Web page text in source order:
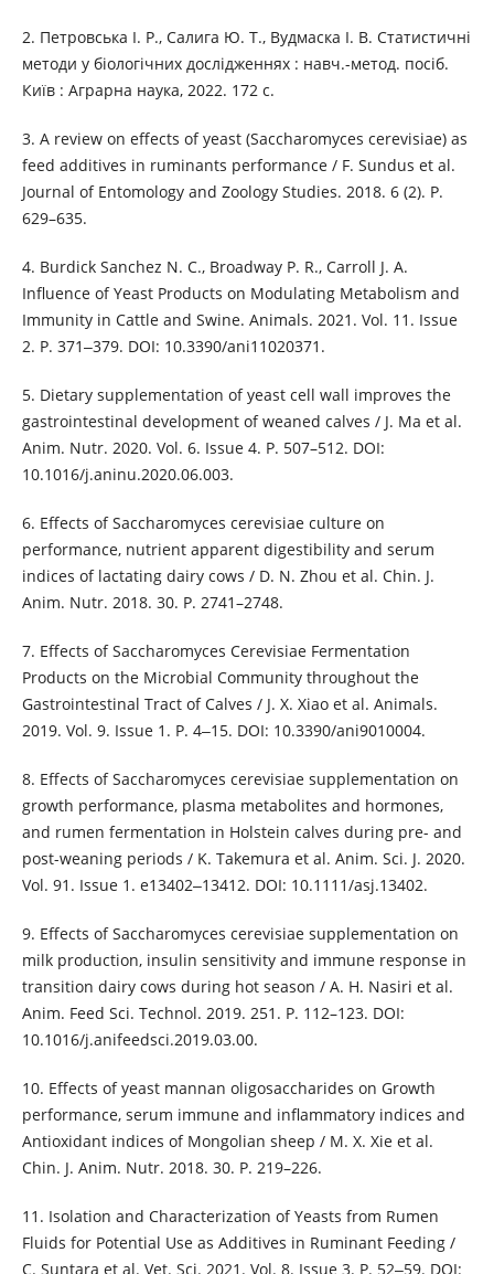
2. Петровська І. Р., Салига Ю. Т., Вудмаска І. В. Статистичні
методи у біологічних дослідженнях : навч.-метод. посіб.
Київ : Аграрна наука, 2022. 172 с.
3. A review on effects of yeast (Saccharomyces cerevisiae) as
feed additives in ruminants performance / F. Sundus et al.
Journal of Entomology and Zoology Studies. 2018. 6 (2). P.
629–635.
4. Burdick Sanchez N. C., Broadway P. R., Carroll J. A.
Influence of Yeast Products on Modulating Metabolism and
Immunity in Cattle and Swine. Animals. 2021. Vol. 11. Issue
2. P. 371‒379. DOI: 10.3390/ani11020371.
5. Dietary supplementation of yeast cell wall improves the
gastrointestinal development of weaned calves / J. Ma et al.
Anim. Nutr. 2020. Vol. 6. Issue 4. P. 507–512. DOI:
10.1016/j.aninu.2020.06.003.
6. Effects of Saccharomyces cerevisiae culture on
performance, nutrient apparent digestibility and serum
indices of lactating dairy cows / D. N. Zhou et al. Chin. J.
Anim. Nutr. 2018. 30. P. 2741–2748.
7. Effects of Saccharomyces Cerevisiae Fermentation
Products on the Microbial Community throughout the
Gastrointestinal Tract of Calves / J. X. Xiao et al. Animals.
2019. Vol. 9. Issue 1. P. 4‒15. DOI: 10.3390/ani9010004.
8. Effects of Saccharomyces cerevisiae supplementation on
growth performance, plasma metabolites and hormones,
and rumen fermentation in Holstein calves during pre- and
post-weaning periods / K. Takemura et al. Anim. Sci. J. 2020.
Vol. 91. Issue 1. e13402‒13412. DOI: 10.1111/asj.13402.
9. Effects of Saccharomyces cerevisiae supplementation on
milk production, insulin sensitivity and immune response in
transition dairy cows during hot season / A. H. Nasiri et al.
Anim. Feed Sci. Technol. 2019. 251. P. 112–123. DOI:
10.1016/j.anifeedsci.2019.03.00.
10. Effects of yeast mannan oligosaccharides on Growth
performance, serum immune and inflammatory indices and
Antioxidant indices of Mongolian sheep / M. X. Xie et al.
Chin. J. Anim. Nutr. 2018. 30. P. 219–226.
11. Isolation and Characterization of Yeasts from Rumen
Fluids for Potential Use as Additives in Ruminant Feeding /
C. Suntara et al. Vet. Sci. 2021. Vol. 8. Issue 3. P. 52‒59. DOI: